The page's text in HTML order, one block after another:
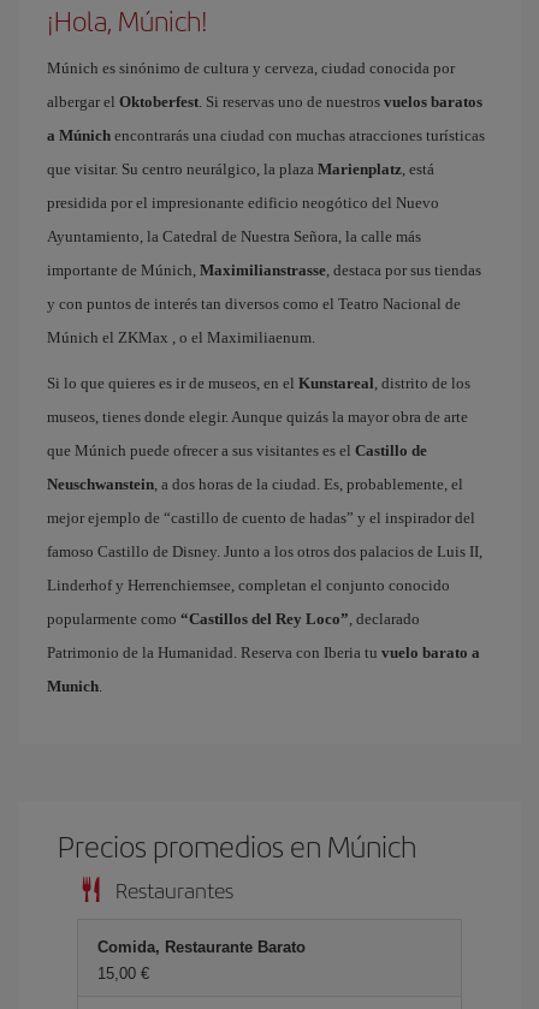
¡Hola, Múnich!
Múnich es sinónimo de cultura y cerveza, ciudad conocida por
albergar el Oktoberfest. Si reservas uno de nuestros vuelos baratos
a Múnich encontrarás una ciudad con muchas atracciones turísticas
que visitar. Su centro neurálgico, la plaza Marienplatz, está
presidida por el impresionante edificio neogótico del Nuevo
Ayuntamiento, la Catedral de Nuestra Señora, la calle más
importante de Múnich, Maximilianstrasse, destaca por sus tiendas
y con puntos de interés tan diversos como el Teatro Nacional de
Múnich el ZKMax , o el Maximiliaenum.
Si lo que quieres es ir de museos, en el Kunstareal, distrito de los
museos, tienes donde elegir. Aunque quizás la mayor obra de arte
que Múnich puede ofrecer a sus visitantes es el Castillo de
Neuschwanstein, a dos horas de la ciudad. Es, probablemente, el
mejor ejemplo de “castillo de cuento de hadas” y el inspirador del
famoso Castillo de Disney. Junto a los otros dos palacios de Luis II,
Linderhof y Herrenchiemsee, completan el conjunto conocido
popularmente como “Castillos del Rey Loco”, declarado
Patrimonio de la Humanidad. Reserva con Iberia tu vuelo barato a
Munich.
Precios promedios en Múnich
Restaurantes
Comida, Restaurante Barato
15,00 €